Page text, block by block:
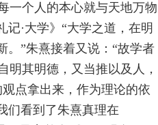
一个人的本心就与天地万物
·大学》“大学之道，在明
。”朱熹接着又说：“故学者
明其明德，又当推以及人，
点拿出来，作为理论的依
们看到了朱熹真理在